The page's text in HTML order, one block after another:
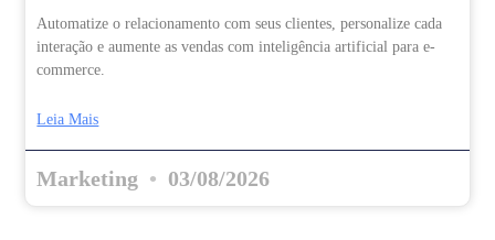
Automatize o relacionamento com seus clientes, personalize cada
interação e aumente as vendas com inteligência artificial para e-
commerce.
Leia Mais
Marketing 03/08/2026